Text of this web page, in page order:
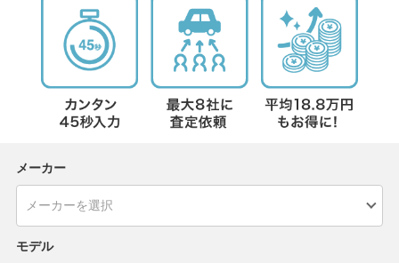
メーカー
モデル